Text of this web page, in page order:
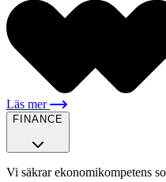
Läs mer
FINANCE
Vi säkrar ekonomikompetens